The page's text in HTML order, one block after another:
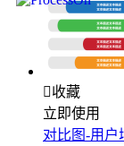
收藏
立即使用
对比图-用户